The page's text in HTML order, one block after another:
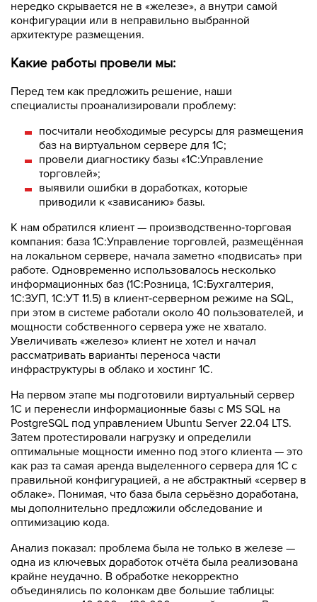
нередко скрывается не в «железе», а внутри самой
конфигурации или в неправильно выбранной
архитектуре размещения.
Какие работы провели мы:
Перед тем как предложить решение, наши
специалисты проанализировали проблему:
посчитали необходимые ресурсы для размещения
баз на виртуальном сервере для 1С;
провели диагностику базы «1С:Управление
торговлей»;
выявили ошибки в доработках, которые
приводили к «зависанию» базы.
К нам обратился клиент — производственно‑торговая
компания: база 1С:Управление торговлей, размещённая
на локальном сервере, начала заметно «подвисать» при
работе. Одновременно использовалось несколько
информационных баз (1С:Розница, 1С:Бухгалтерия,
1С:ЗУП, 1С:УТ 11.5) в клиент‑серверном режиме на SQL,
при этом в системе работали около 40 пользователей, и
мощности собственного сервера уже не хватало.
Увеличивать «железо» клиент не хотел и начал
рассматривать варианты переноса части
инфраструктуры в облако и хостинг 1С.
На первом этапе мы подготовили виртуальный сервер
1С и перенесли информационные базы с MS SQL на
PostgreSQL под управлением Ubuntu Server 22.04 LTS.
Затем протестировали нагрузку и определили
оптимальные мощности именно под этого клиента — это
как раз та самая аренда выделенного сервера для 1С с
правильной конфигурацией, а не абстрактный «сервер в
облаке». Понимая, что база была серьёзно доработана,
мы дополнительно предложили обследование и
оптимизацию кода.
Анализ показал: проблема была не только в железе —
одна из ключевых доработок отчёта была реализована
крайне неудачно. В обработке некорректно
объединялись по колонкам две большие таблицы: